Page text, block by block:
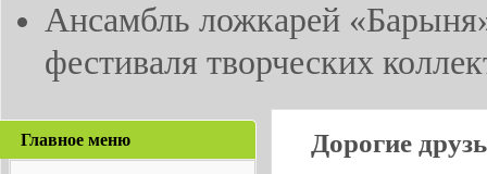
Ансамбль ложкарей
фестиваля творческих
Главное меню
Дорогие